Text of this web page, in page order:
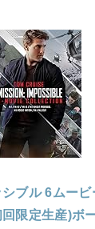
ブル 6ムー
限定生産)ボ